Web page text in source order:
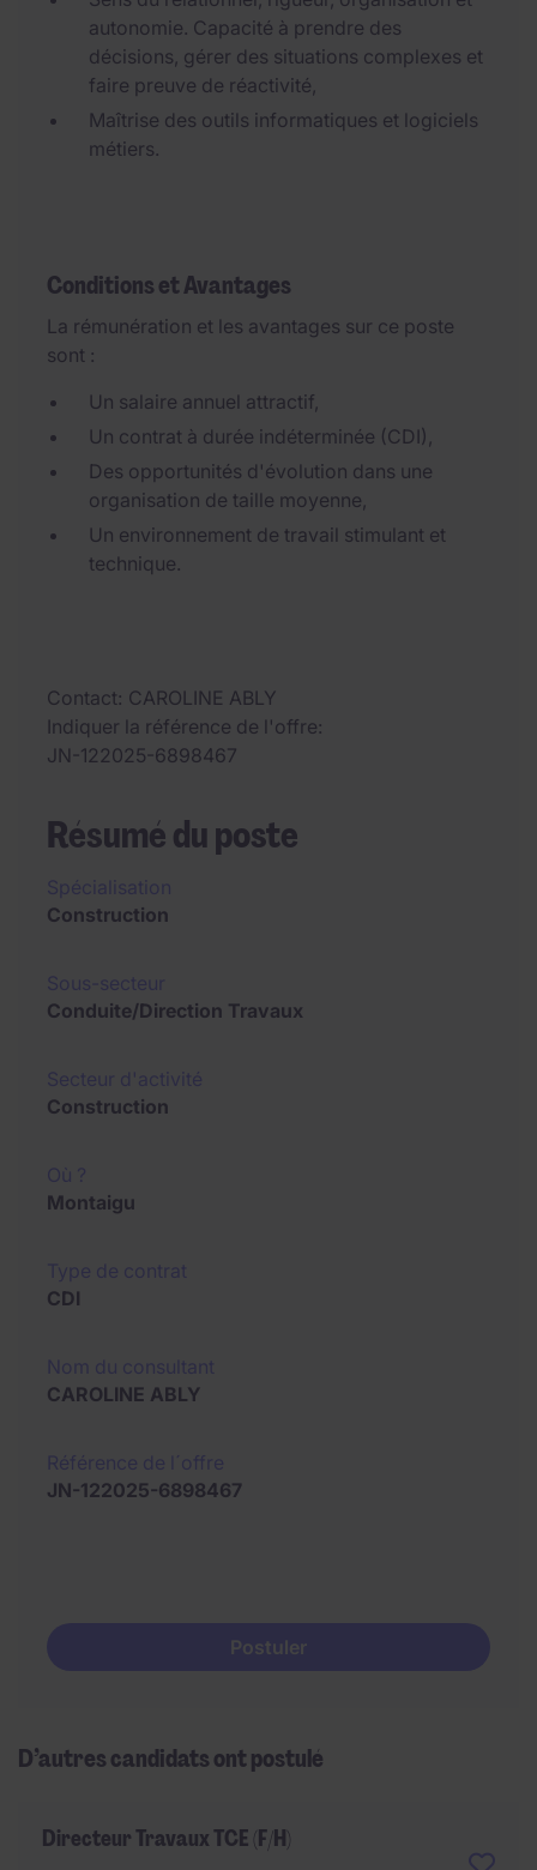
autonomie. Capacité à prendre des
décisions, gérer des situations complexes et
faire preuve de réactivité,
Maîtrise des outils informatiques et logiciels
métiers.
Conditions et Avantages
La rémunération et les avantages sur ce poste
sont :
Un salaire annuel attractif,
Un contrat à durée indéterminée (CDI),
Des opportunités d'évolution dans une
organisation de taille moyenne,
Un environnement de travail stimulant et
technique.
Contact CAROLINE ABLY
Indiquer la référence de l'offre
JN-122025-6898467
Résumé du poste
Construction
Conduite/Direction Travaux
Construction
Montaigu
CDI
CAROLINE ABLY
JN-122025-6898467
Postuler
D’autres candidats ont postulé
Directeur Travaux TCE (F/H)